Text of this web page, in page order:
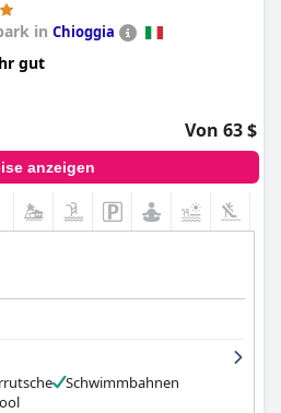
in Chioggia
gut
Von 63 $
anzeigen
Schwimmbahnen